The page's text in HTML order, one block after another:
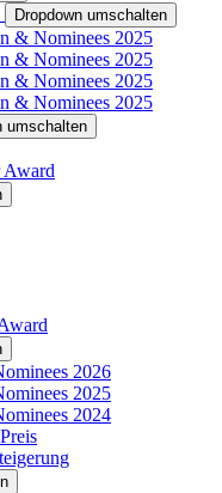
Dropdown umschalten
& Nominees 2025
& Nominees 2025
& Nominees 2025
& Nominees 2025
umschalten
2026
2025
2024